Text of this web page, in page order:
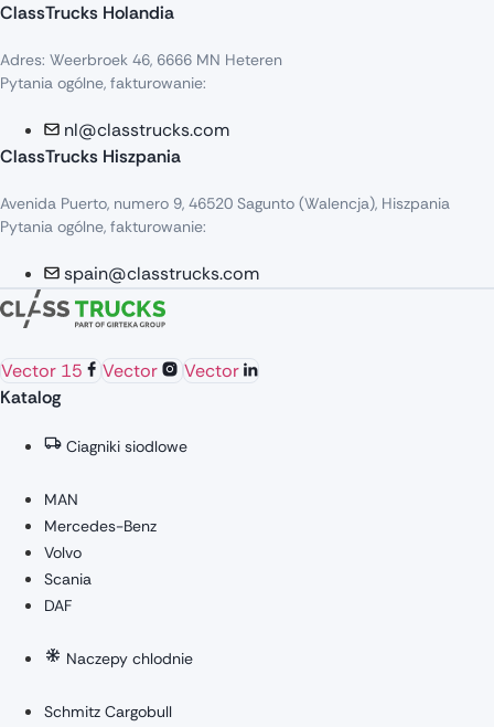
ClassTrucks Holandia
Adres: Weerbroek 46, 6666 MN Heteren
Pytania ogólne, fakturowanie:
nl@classtrucks.com
ClassTrucks Hiszpania
Avenida Puerto, numero 9, 46520 Sagunto (Walencja), Hiszpania
Pytania ogólne, fakturowanie:
spain@classtrucks.com
Vector 15 Vector
Vector
Katalog
Ciagniki siodlowe
MAN
Mercedes-Benz
Volvo
Scania
DAF
Naczepy chlodnie
Schmitz Cargobull